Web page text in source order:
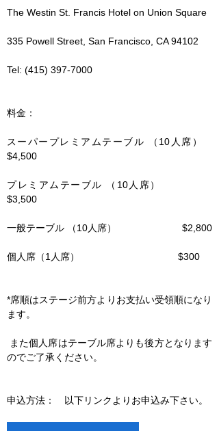
The Westin St. Francis Hotel on Union Square
335 Powell Street, San Francisco, CA 94102
Tel: (415) 397-7000
料金：
スーパープレミアムテーブル （10人席）
$4,500
プレミアムテーブル （10人席）
$3,500
一般テーブル （10人席）                        $2,800
個人席（1人席）                                    $300
*席順はステージ前方よりお支払い受領順になり
ます。
また個人席はテーブル席よりも後方となります
のでご了承ください。
申込方法：　以下リンクよりお申込み下さい。